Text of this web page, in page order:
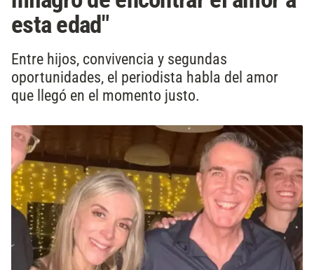
esta edad"
Entre hijos, convivencia y segundas
oportunidades, el periodista habla del amor
que llegó en el momento justo.